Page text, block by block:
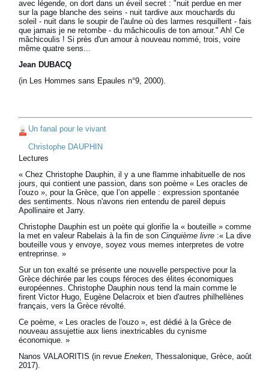
avec légende, on dort dans un éveil secret : "nuit perdue en mer
sur la page blanche des seins - nuit tardive aux mouchards du
soleil - nuit dans le soupir de l'aulne où des larmes resquillent - fais
que jamais je ne retombe - du mâchicoulis de ton amour." Ah! Ce
mâchicoulis ! Si près d'un amour à nouveau nommé, trois, voire
même quatre sens...
Jean DUBACQ
(in Les Hommes sans Epaules n°9, 2000).
Un fanal pour le vivant
Christophe DAUPHIN
Lectures
« Chez Christophe Dauphin, il y a une flamme inhabituelle de nos
jours, qui contient une passion, dans son poème « Les oracles de
l'ouzo », pour la Grèce, que l’on appelle : expression spontanée
des sentiments. Nous n'avons rien entendu de pareil depuis
Apollinaire et Jarry.
Christophe Dauphin est un poète qui glorifie la « bouteille » comme
la met en valeur Rabelais à la fin de sonCinquième livre :« La dive
bouteille vous y envoye, soyez vous memes interpretes de votre
entreprinse. »
Sur un ton exalté se présente une nouvelle perspective pour la
Grèce déchirée par les coups féroces des élites économiques
européennes. Christophe Dauphin nous tend la main comme le
firent Victor Hugo, Eugène Delacroix et bien d'autres philhellènes
français, vers la Grèce révolté.
Ce poème, « Les oracles de l'ouzo », est dédié à la Grèce de
nouveau assujettie aux liens inextricables du cynisme
économique. »
Nanos VALAORITIS (in revueEneken, Thessalonique, Grèce, août
2017).